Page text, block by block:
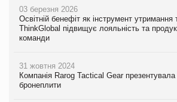
03 березня 2026
Освітній бенефіт як інструмент утримання
ThinkGlobal підвищує лояльність та
команди
31 жовтня 2024
Компанія Rarog Tactical Gear презентувала
бронеплити